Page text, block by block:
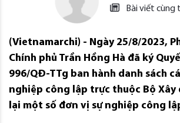
Bài viết cùng
(Vietnamarchi) - Ngày 25/8/2023,
Chính phủ Trần Hồng Hà đã ký
996/QĐ-TTg ban hành danh sách
nghiệp công lập trực thuộc Bộ Xây
lại một số đơn vị sự nghiệp công